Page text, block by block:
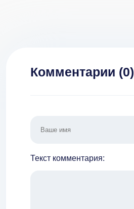
Комментарии (0)
Текст комментария: